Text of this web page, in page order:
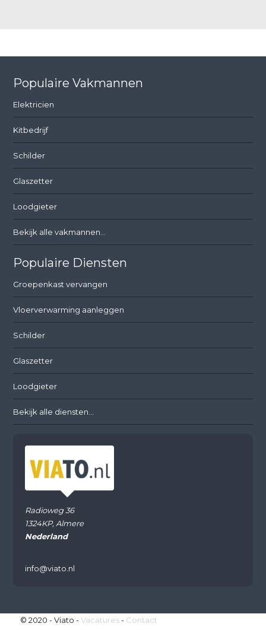
Populaire Vakmannen
Elektricien
Kitbedrijf
Schilder
Glaszetter
Loodgieter
Bekijk alle vakmannen...
Populaire Diensten
Groepenkast vervangen
Vloerverwarming aanleggen
Schilder
Glaszetter
Loodgieter
Bekijk alle diensten...
Radioweg 36
1324KP, Almere
Nederland
info@viato.nl
© 2020 - Viato -Vacatures- Contact